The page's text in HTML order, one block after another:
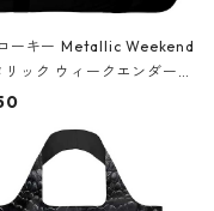
ーキー Metallic Weekend
ック ウィークエンダー
バッグ ショルダーバッグ
ャン=ミッシェル・バスキ
ウン ブラック